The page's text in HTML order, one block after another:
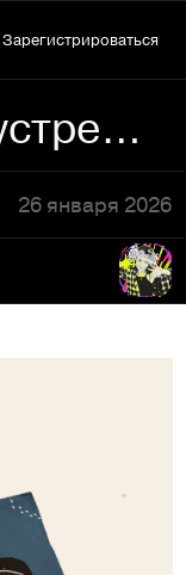
Зарегистрироваться
Игривый и целеустремленный пёс
26 января 2026